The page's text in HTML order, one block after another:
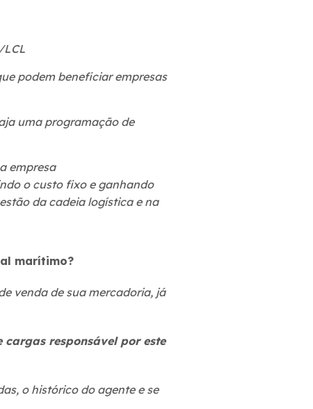
podem beneficiar empresas
uma programação de
empresa
o custo fixo e ganhando
da cadeia logística e na
marítimo?
venda de sua mercadoria, já
cargas responsável por este
o histórico do agente e se